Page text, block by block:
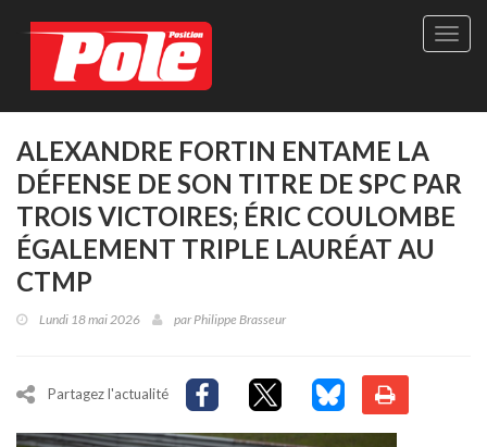
Site
Le
seul
ALEXANDRE FORTIN ENTAME LA
DÉFENSE DE SON TITRE DE SPC PAR
TROIS VICTOIRES; ÉRIC COULOMBE
ÉGALEMENT TRIPLE LAURÉAT AU
CTMP
Lundi 18 mai 2026 parPhilippe Brasseur
Partagez l'actualité